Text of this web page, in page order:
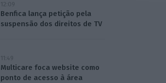
12:09
Benfica lança petição pela
suspensão dos direitos de TV
11:49
Multicare foca website como
ponto de acesso à área